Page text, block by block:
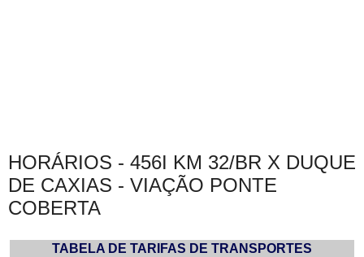
HORÁRIOS - 456I KM 32/BR X DUQUE
DE CAXIAS - VIAÇÃO PONTE
COBERTA
TABELA DE TARIFAS DE TRANSPORTES